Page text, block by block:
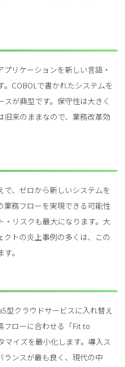
リケーションを新しい言語・
COBOLで書かれたシステムを
が典型です。保守性は大きく
旧来のままなので、業務改革効
で、ゼロから新しいシステムを
業務フローを実現できる可能性
・リスクも最大になります。大
トの炎上事例の多くは、この
。
型クラウドサービスに入れ替え
フローに合わせる「Fit to
マイズを最小化します。導入ス
ランスが最も良く、現代の中